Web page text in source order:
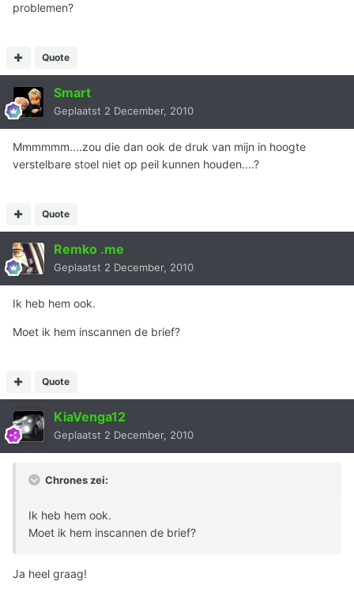
problemen?
Quote
Smart
Geplaatst 2 December, 2010
Mmmmmm....zou die dan ook de druk van mijn in hoogte
verstelbare stoel niet op peil kunnen houden....?
Quote
Remko .me
Geplaatst 2 December, 2010
Ik heb hem ook.
Moet ik hem inscannen de brief?
Quote
KiaVenga12
Geplaatst 2 December, 2010
Chrones zei:
Ik heb hem ook.
Moet ik hem inscannen de brief?
Ja heel graag!